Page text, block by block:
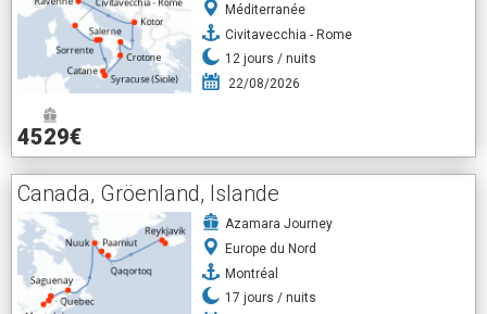
Méditerranée
Civitavecchia - Rome
12 jours / nuits
22/08/2026
4529€
Canada, Gröenland, Islande
Azamara Journey
Europe du Nord
Montréal
17 jours / nuits